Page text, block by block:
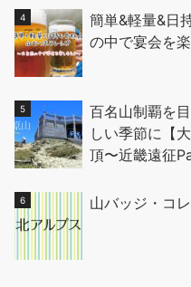
簡単&軽量&日
の中で宴会を
百名山制覇を
しい季節に【
頂〜近畿遠征
山バッジ・コ